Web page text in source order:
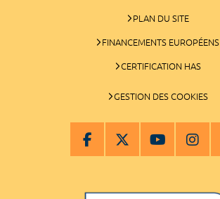
PLAN DU SITE
FINANCEMENTS EUROPÉENS
CERTIFICATION HAS
GESTION DES COOKIES